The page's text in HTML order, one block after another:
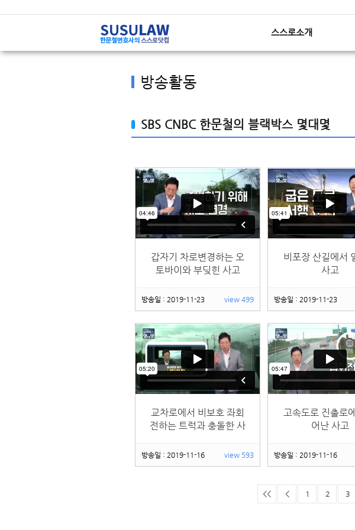
스스로소개
방송활동
SBS CNBC 한문철의 블랙박스 몇대몇
갑자기 차로변경하는 오
토바이와 부딪힌 사고
방송일 : 2019-11-23 view 499
비포장 산길에서
사고
방송일 : 2019-11-23
교차로에서 비보호 좌회
전하는 트럭과 충돌한 사
방송일 : 2019-11-16 view 593
고속도로 진출로
어난 사고
방송일 : 2019-11-16
<< < 1 2 3